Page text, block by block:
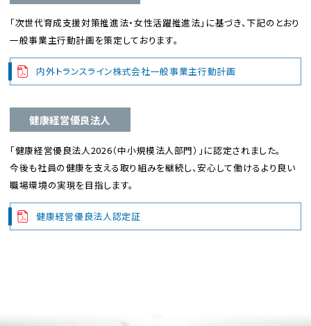
「次世代育成支援対策推進法・女性活躍推進法」に基づき、下記のとおり
一般事業主行動計画を策定しております。
内外トランスライン株式会社一般事業主行動計画
健康経営優良法人
「健康経営優良法人2026（中小規模法人部門）」に認定されました。
今後も社員の健康を支える取り組みを継続し、安心して働けるより良い
職場環境の実現を目指します。
健康経営優良法人認定証